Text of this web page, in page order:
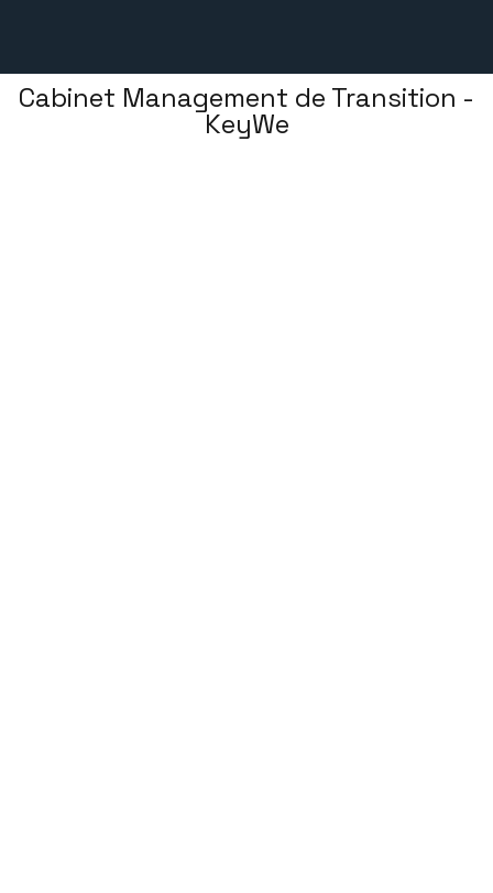
Cabinet Management de Transition -
KeyWe